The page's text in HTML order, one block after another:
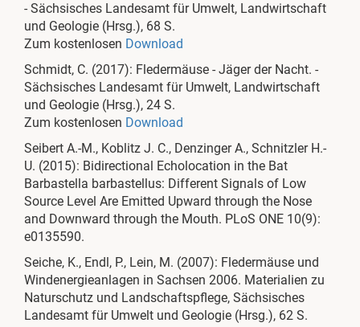
- Sächsisches Landesamt für Umwelt, Landwirtschaft
und Geologie (Hrsg.), 68 S.
Zum kostenlosen Download
Schmidt, C. (2017): Fledermäuse - Jäger der Nacht. -
Sächsisches Landesamt für Umwelt, Landwirtschaft
und Geologie (Hrsg.), 24 S.
Zum kostenlosen Download
Seibert A.-M., Koblitz J. C., Denzinger A., Schnitzler H.-
U. (2015): Bidirectional Echolocation in the Bat
Barbastella barbastellus: Different Signals of Low
Source Level Are Emitted Upward through the Nose
and Downward through the Mouth. PLoS ONE 10(9):
e0135590.
Seiche, K., Endl, P., Lein, M. (2007): Fledermäuse und
Windenergieanlagen in Sachsen 2006. Materialien zu
Naturschutz und Landschaftspflege, Sächsisches
Landesamt für Umwelt und Geologie (Hrsg.), 62 S.